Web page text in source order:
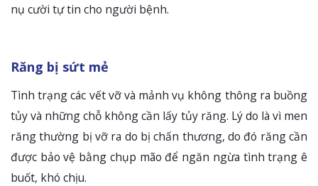
nụ cười tự tin cho người bệnh.
Răng bị sứt mẻ
Tình trạng các vết vỡ và mảnh vụ không thông ra buồng
tủy và những chỗ không cần lấy tủy răng. Lý do là vì men
răng thường bị vỡ ra do bị chấn thương, do đó răng cần
được bảo vệ bằng chụp mão để ngăn ngừa tình trạng ê
buốt, khó chịu.